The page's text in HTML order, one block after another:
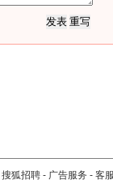
搜狐招聘 - 广告服务 - 客